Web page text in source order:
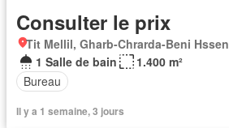
Consulter le prix
Tit Mellil, Gharb-Chrarda-Beni Hssen
1 Salle de bain
1.400 m²
Bureau
Il y a 1 semaine, 3 jours